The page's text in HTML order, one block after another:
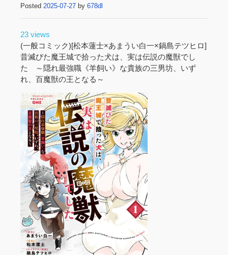
Posted 2025-07-27 by 678dl
23 views
(一般コミック)[松本蓮士×あまうい白一×鍋島テツヒロ]
昔滅びた魔王城で拾った犬は、実は伝説の魔獣でし
た ～隠れ最強職《羊飼い》な貴族の三男坊、いず
れ、百魔獣の王となる～